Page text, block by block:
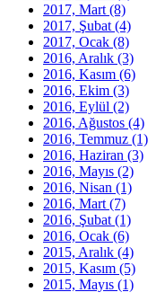
2017, Mart (8)
2017, Şubat (4)
2017, Ocak (8)
2016, Aralık (3)
2016, Kasım (6)
2016, Ekim (3)
2016, Eylül (2)
2016, Ağustos (4)
2016, Temmuz (1)
2016, Haziran (3)
2016, Mayıs (2)
2016, Nisan (1)
2016, Mart (7)
2016, Şubat (1)
2016, Ocak (6)
2015, Aralık (4)
2015, Kasım (5)
2015, Mayıs (1)